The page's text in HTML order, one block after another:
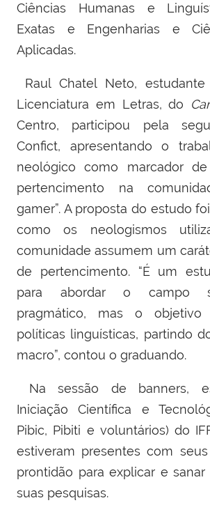
Ciências Humanas e
Exatas e Engenharias e
Aplicadas.
Raul Chatel Neto,
Licenciatura em Letras, do
Centro, participou pela
Confict, apresentando o
neológico como marcador
pertencimento na
gamer”. A proposta do estudo
como os neologismos
comunidade assumem um
de pertencimento. “É um
para abordar o campo
pragmático, mas o
políticas linguísticas, partindo
macro”, contou o graduando.
Na sessão de banners, e
Iniciação Científica e
Pibic, Pibiti e voluntários) do
estiveram presentes com
prontidão para explicar e sanar
suas pesquisas.